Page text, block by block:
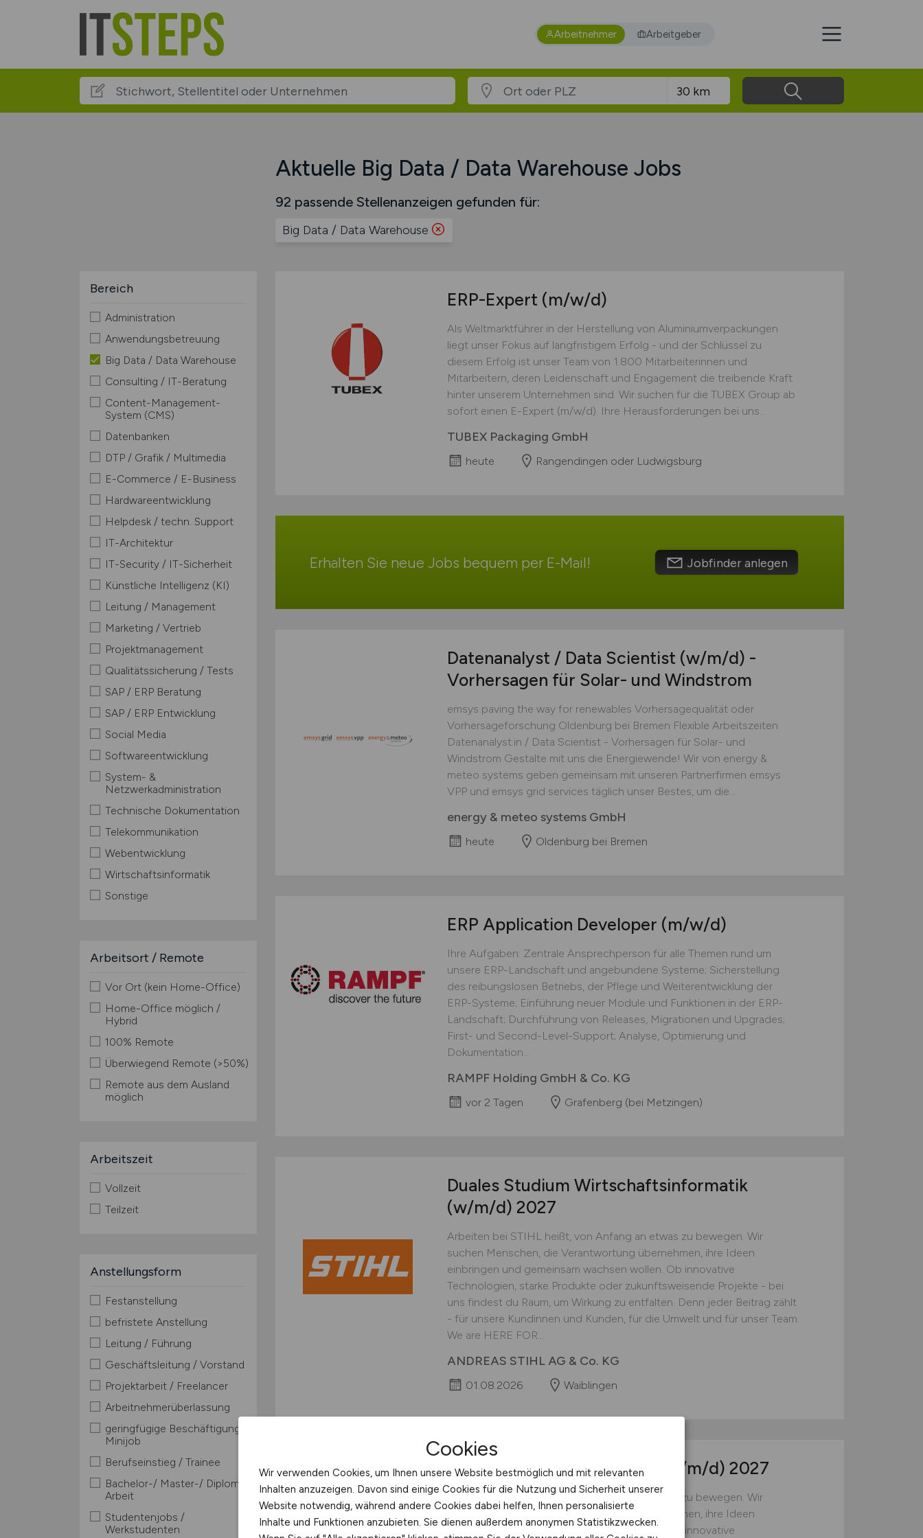
Arbeitnehmer Arbeitgeber
Aktuelle Big Data / Data Warehouse Jobs
92 passende Stellenanzeigen gefunden für:
Big Data / Data Warehouse
Bereich
Administration
Anwendungsbetreuung
Big Data / Data Warehouse
Consulting / IT-Beratung
Content-Management-
System (CMS)
Datenbanken
DTP / Grafik / Multimedia
E-Commerce / E-Business
Hardwareentwicklung
Helpdesk / techn. Support
IT-Architektur
IT-Security / IT-Sicherheit
Künstliche Intelligenz (KI)
Leitung / Management
Marketing / Vertrieb
Projektmanagement
Qualitätssicherung / Tests
SAP / ERP Beratung
SAP / ERP Entwicklung
Social Media
Softwareentwicklung
System- &
Netzwerkadministration
Technische Dokumentation
Telekommunikation
Webentwicklung
Wirtschaftsinformatik
Sonstige
Arbeitsort / Remote
Vor Ort (kein Home-Office)
Home-Office möglich /
Hybrid
100% Remote
Überwiegend Remote (>50%)
Remote aus dem Ausland
möglich
Arbeitszeit
Vollzeit
Teilzeit
Anstellungsform
Festanstellung
befristete Anstellung
Leitung / Führung
Geschäftsleitung / Vorstand
Projektarbeit / Freelancer
Arbeitnehmerüberlassung
geringfügige Beschäftigung /
Minijob
Berufseinstieg / Trainee
Bachelor-/ Master-/ Diplom-
Arbeit
Studentenjobs /
Werkstudenten
ERP-Expert (m/w/d)
Als Weltmarktführer in der Herstellung von Aluminiumverpackungen
liegt unser Fokus auf langfristigem Erfolg - und der Schlüssel zu
diesem Erfolg ist unser Team von 1.800 Mitarbeiterinnen und
Mitarbeitern, deren Leidenschaft und Engagement die treibende Kraft
hinter unserem Unternehmen sind. Wir suchen für die TUBEX Group ab
sofort einen E-Expert (m/w/d). Ihre Herausforderungen bei uns...
TUBEX Packaging GmbH
heute Rangendingen oder Ludwigsburg
Erhalten Sie neue Jobs bequem per E-Mail! Jobfinder anlegen
Datenanalyst / Data Scientist (w/m/d) -
Vorhersagen für Solar- und Windstrom
emsys paving the way for renewables Vorhersagequalität oder
Vorhersageforschung Oldenburg bei Bremen Flexible Arbeitszeiten
Datenanalyst:in / Data Scientist - Vorhersagen für Solar- und
Windstrom Gestalte mit uns die Energiewende! Wir von energy &
meteo systems geben gemeinsam mit unseren Partnerfirmen emsys
VPP und emsys grid services täglich unser Bestes, um die...
energy & meteo systems GmbH
heute Oldenburg bei Bremen
ERP Application Developer (m/w/d)
Ihre Aufgaben: Zentrale Ansprechperson für alle Themen rund um
unsere ERP-Landschaft und angebundene Systeme; Sicherstellung
des reibungslosen Betriebs, der Pflege und Weiterentwicklung der
ERP-Systeme; Einführung neuer Module und Funktionen in der ERP-
Landschaft; Durchführung von Releases, Migrationen und Upgrades;
First- und Second-Level-Support; Analyse, Optimierung und
Dokumentation...
RAMPF Holding GmbH & Co. KG
vor 2 Tagen Grafenberg (bei Metzingen)
Duales Studium Wirtschaftsinformatik
(w/m/d) 2027
Arbeiten bei STIHL heißt, von Anfang an etwas zu bewegen. Wir
suchen Menschen, die Verantwortung übernehmen, ihre Ideen
einbringen und gemeinsam wachsen wollen. Ob innovative
Technologien, starke Produkte oder zukunftsweisende Projekte - bei
uns findest du Raum, um Wirkung zu entfalten. Denn jeder Beitrag zählt
- für unsere Kundinnen und Kunden, für die Umwelt und für unser Team.
We are HERE FOR...
ANDREAS STIHL AG & Co. KG
01.08.2026 Waiblingen
Duales Studium Informatik (w/m/d) 2027
Arbeiten bei STIHL heißt, von Anfang an etwas zu bewegen. Wir
suchen Menschen, die Verantwortung übernehmen, ihre Ideen
einbringen und gemeinsam wachsen wollen. Ob innovative
Cookies
Wir verwenden Cookies, um Ihnen unsere Website bestmöglich und mit relevanten
Inhalten anzuzeigen. Davon sind einige Cookies für die Nutzung und Sicherheit unserer
Website notwendig, während andere Cookies dabei helfen, Ihnen personalisierte
Inhalte und Funktionen anzubieten. Sie dienen außerdem anonymen Statistikzwecken.